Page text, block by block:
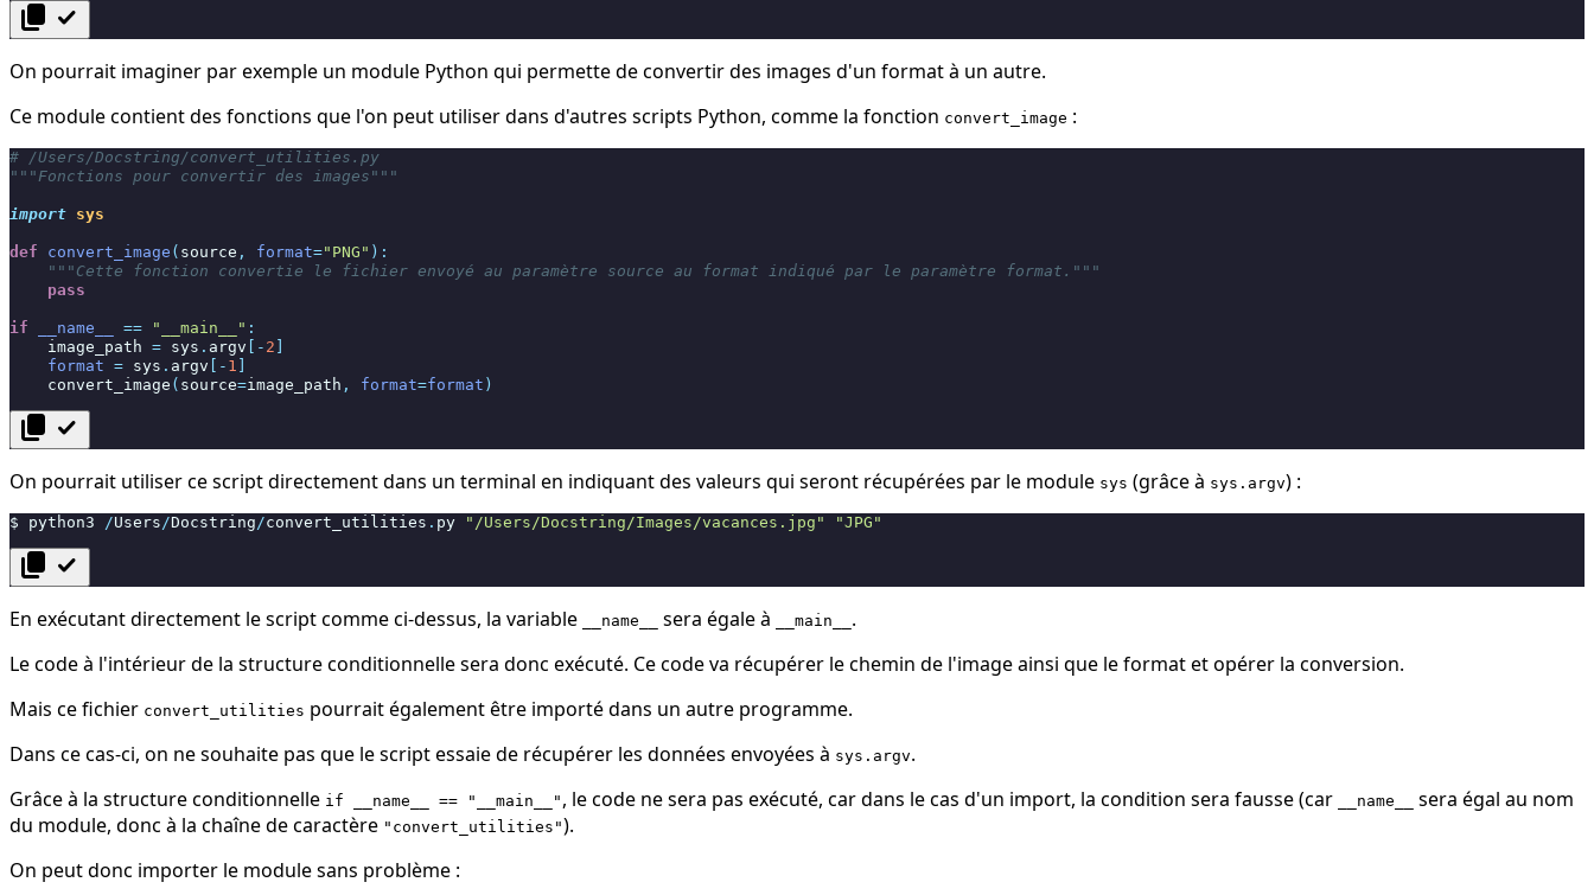
content_copy check
On pourrait imaginer par exemple un module Python qui permette de convertir des images d'un format à un autre.
Ce module contient des fonctions que l'on peut utiliser dans d'autres scripts Python, comme la fonction convert_image :
# /Users/Docstring/convert_utilities.py
"""Fonctions pour convertir des images"""
import sys
def convert_image ( source , format="PNG" ):
"""Cette fonction convertie le fichier envoyé au paramètre source au format indiqué par le paramètre format."""
pass
if __name__ == "__main__" :
image_path = sys . argv - 2
format = sys . argv - 1
convert_image ( source=image_path , format=format )
content_copy check
On pourrait utiliser ce script directement dans un terminal en indiquant des valeurs qui seront récupérées par le module sys (grâce à sys.argv) :
$ python3 /Users/Docstring/convert_utilities . py "/Users/Docstring/Images/vacances.jpg" "JPG"
content_copy check
En exécutant directement le script comme ci-dessus, la variable __name__ sera égale à __main__ .
Le code à l'intérieur de la structure conditionnelle sera donc exécuté. Ce code va récupérer le chemin de l'image ainsi que le format et opérer la conversion.
Mais ce fichier convert_utilities pourrait également être importé dans un autre programme.
Dans ce cas-ci, on ne souhaite pas que le script essaie de récupérer les données envoyées à sys.argv.
Grâce à la structure conditionnelle if __name__ == "__main__" , le code ne sera pas exécuté, car dans le cas d'un import, la condition sera fausse (car __name__
sera égal au nom
du module, donc à la chaîne de caractère "convert_utilities").
On peut donc importer le module sans problème :